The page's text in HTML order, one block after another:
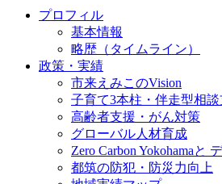
プロフィル
基本情報
略歴（タイムライン）
政策・実績
市来えみこのVision
子育て3本柱・伴走型相
高齢者支援・がん対策
グローバル人材育成
Zero Carbon Yokohamaと
都筑の防犯・防災力向上